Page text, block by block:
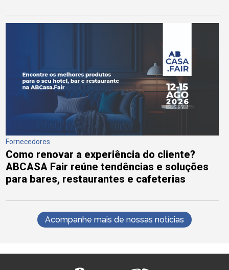
Fornecedores
Como renovar a experiência do cliente?
ABCASA Fair reúne tendências e soluções
para bares, restaurantes e cafeterias
Acompanhe mais de nossas notícias